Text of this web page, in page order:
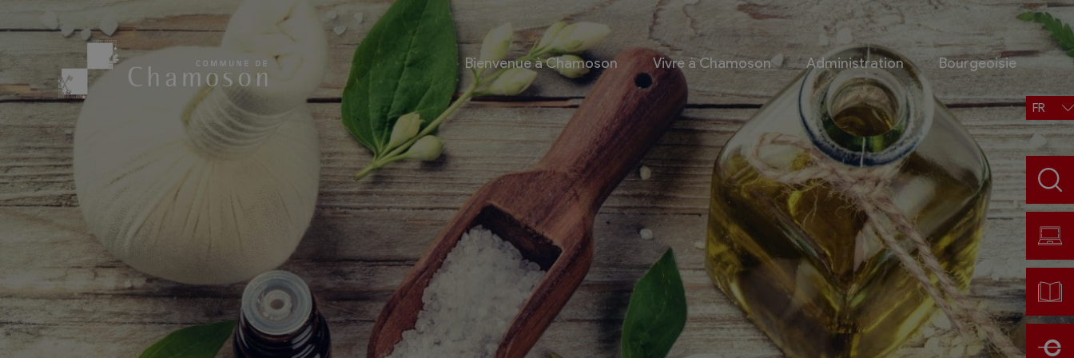
Bienvenue à Chamoson Vivre à Chamoson Administration Bourgeoisie
Présentation
Population
Actualités
Dangers Naturels
Carte CFF
Application « Chamoson »
Sport, loisirs et culture
Bibliothèque et Ludothèque
Paroisses
Cham’Aso
Sociétés locales
Subventions communales
Mérite sportif et culturel
Economie
Entreprises
Taxes de séjour et
d’hébergement
Energie
Grands cru
Mobility Car
Situation, accès, météo
Météo
FR